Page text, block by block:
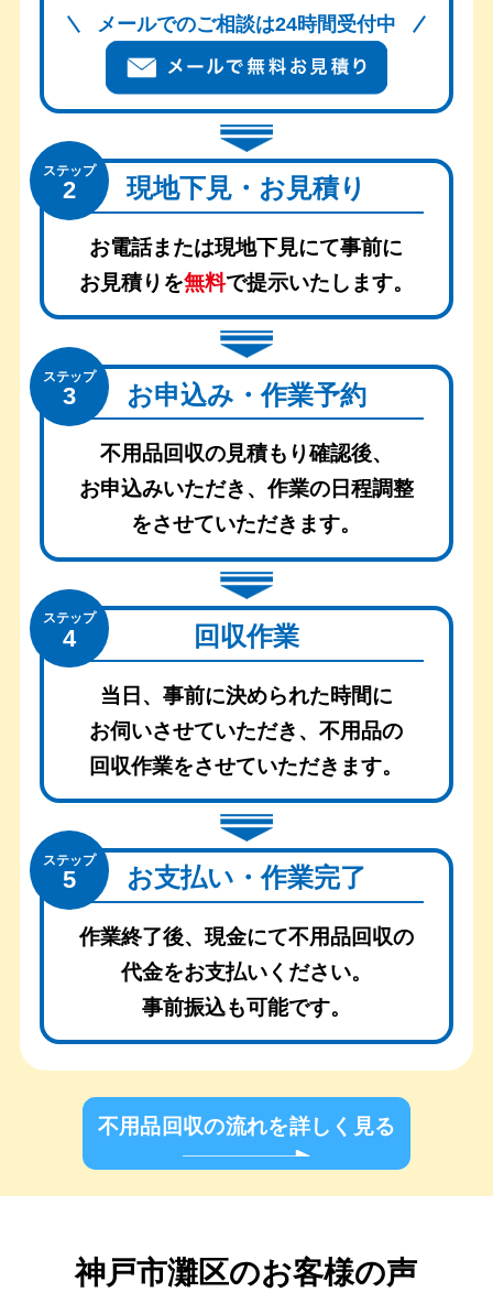
メールでのご相談は24時間受付中
ステップ
2 現地下見・お見積り
お電話または現地下見にて事前に
お見積りを無料で提示いたします。
ステップ
3 お申込み・作業予約
不用品回収の見積もり確認後、
お申込みいただき、作業の日程調整
をさせていただきます。
ステップ
4 回収作業
当日、事前に決められた時間に
お伺いさせていただき、不用品の
回収作業をさせていただきます。
ステップ
5 お支払い・作業完了
作業終了後、現金にて不用品回収の
代金をお支払いください。
事前振込も可能です。
不用品回収の流れを詳しく見る
神戸市灘区のお客様の声